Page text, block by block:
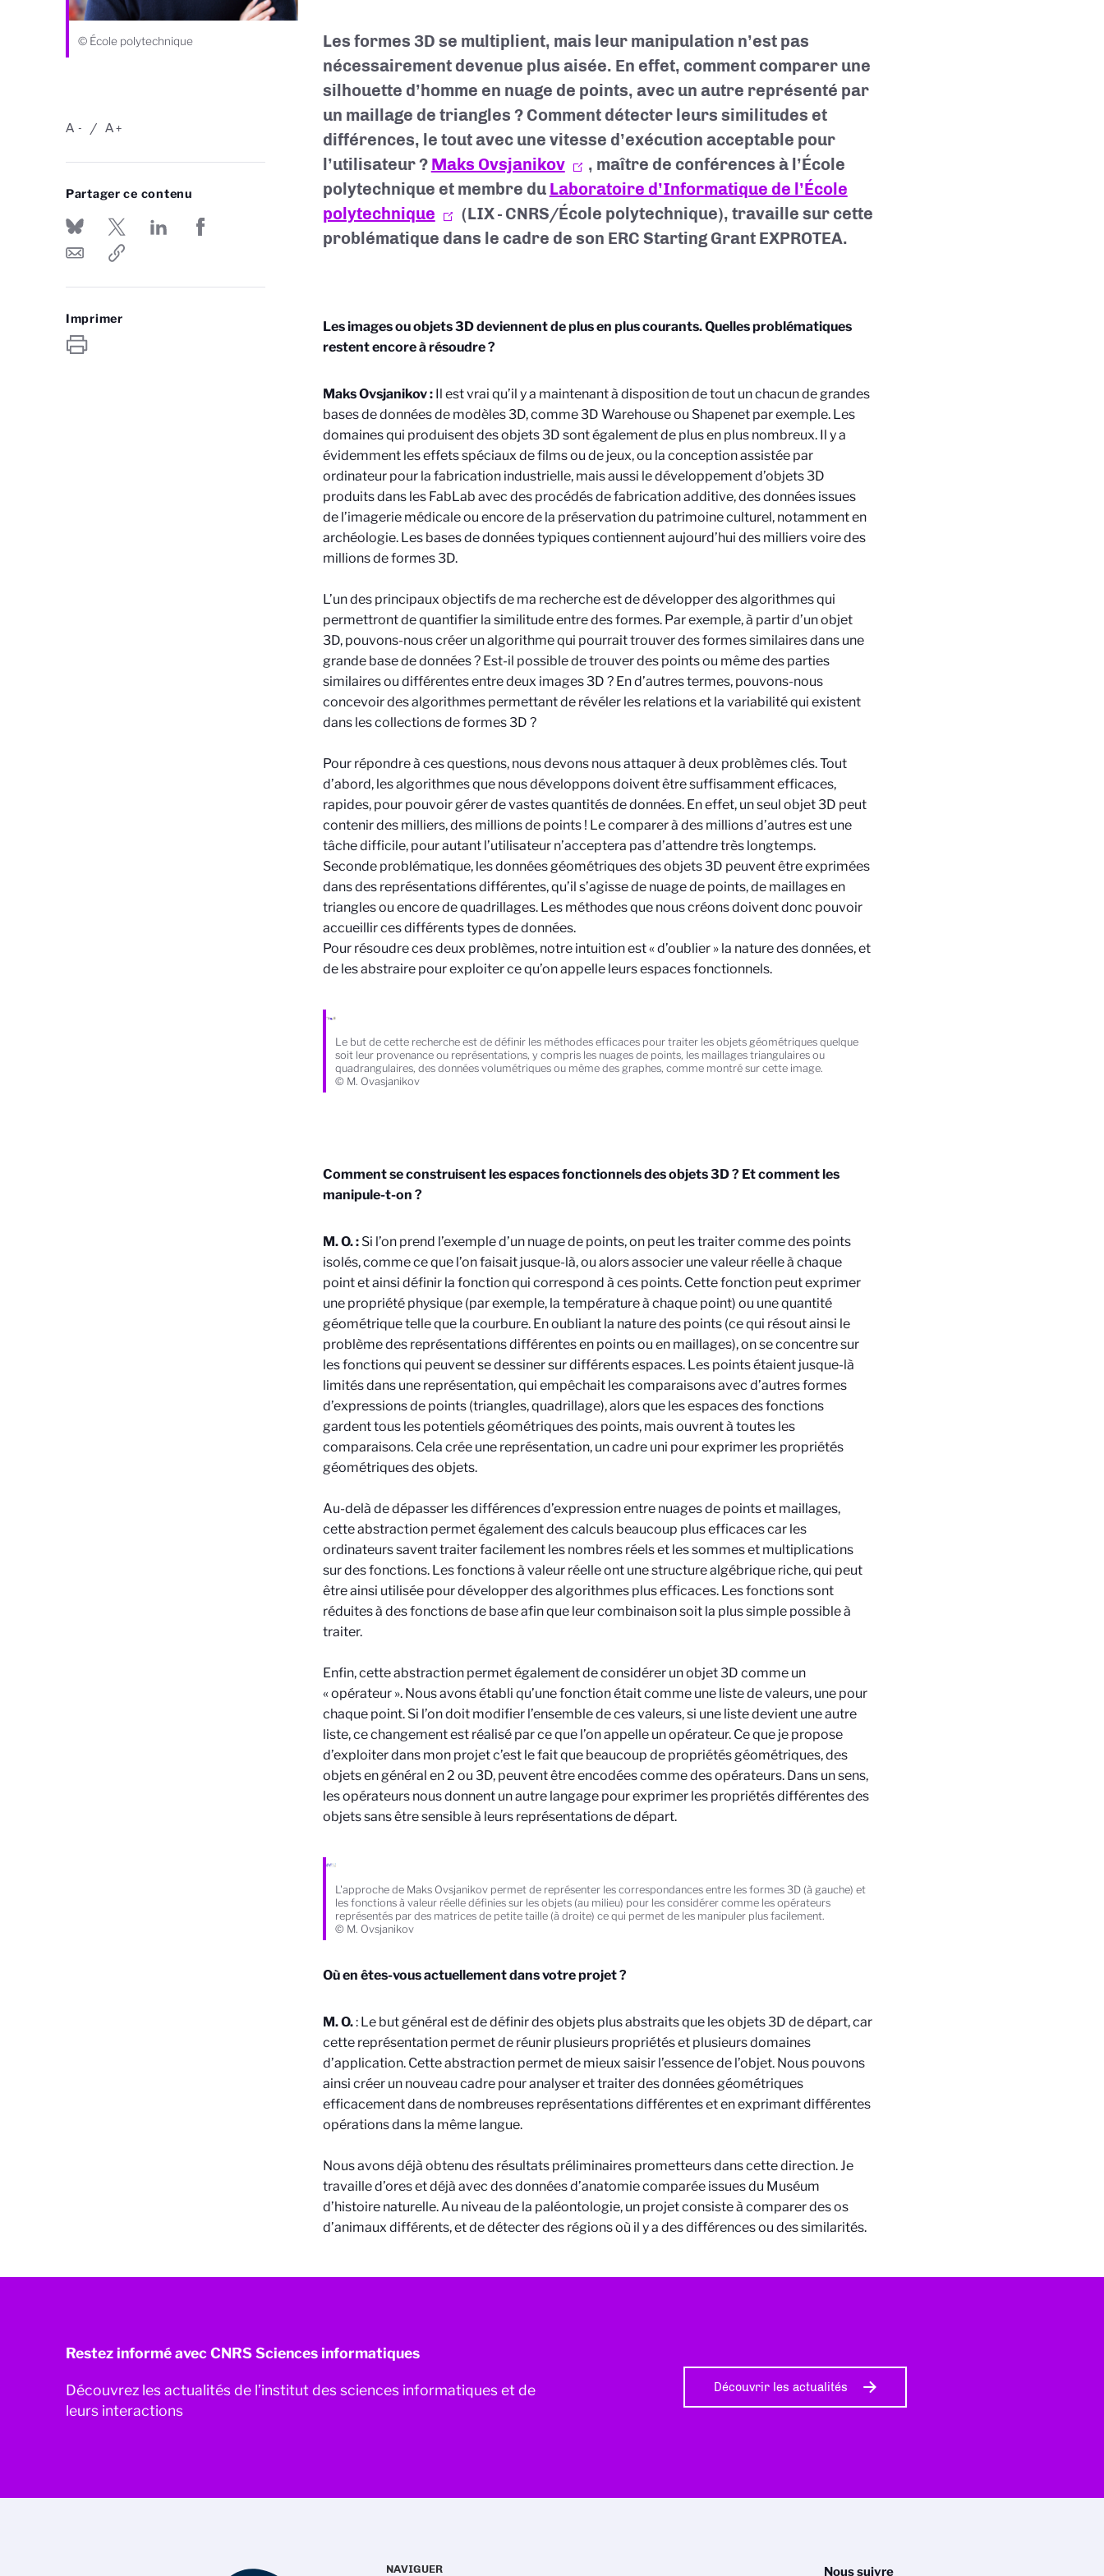
© École polytechnique
-
A +
A
Partager ce contenu
Imprimer
Les formes 3D se multiplient, mais leur manipulation n’est pas
nécessairement devenue plus aisée. En effet, comment comparer une
silhouette d’homme en nuage de points, avec un autre représenté par
un maillage de triangles ? Comment détecter leurs similitudes et
différences, le tout avec une vitesse d’exécution acceptable pour
l’utilisateur ? Maks Ovsjanikov
, maître de conférences à l’École
polytechnique et membre du Laboratoire d’Informatique de l’École
polytechnique
(LIX - CNRS/École polytechnique), travaille sur cette
problématique dans le cadre de son ERC Starting Grant EXPROTEA.
Les images ou objets 3D deviennent de plus en plus courants. Quelles problématiques
restent encore à résoudre ?
Maks Ovsjanikov :Il est vrai qu’il y a maintenant à disposition de tout un chacun de grandes
bases de données de modèles 3D, comme 3D Warehouse ou Shapenet par exemple. Les
domaines qui produisent des objets 3D sont également de plus en plus nombreux. Il y a
évidemment les effets spéciaux de films ou de jeux, ou la conception assistée par
ordinateur pour la fabrication industrielle, mais aussi le développement d’objets 3D
produits dans les FabLab avec des procédés de fabrication additive, des données issues
de l’imagerie médicale ou encore de la préservation du patrimoine culturel, notamment en
archéologie. Les bases de données typiques contiennent aujourd’hui des milliers voire des
millions de formes 3D.
L’un des principaux objectifs de ma recherche est de développer des algorithmes qui
permettront de quantifier la similitude entre des formes. Par exemple, à partir d’un objet
3D, pouvons-nous créer un algorithme qui pourrait trouver des formes similaires dans une
grande base de données ? Est-il possible de trouver des points ou même des parties
similaires ou différentes entre deux images 3D ? En d’autres termes, pouvons-nous
concevoir des algorithmes permettant de révéler les relations et la variabilité qui existent
dans les collections de formes 3D ?
Pour répondre à ces questions, nous devons nous attaquer à deux problèmes clés. Tout
d’abord, les algorithmes que nous développons doivent être suffisamment efficaces,
rapides, pour pouvoir gérer de vastes quantités de données. En effet, un seul objet 3D peut
contenir des milliers, des millions de points ! Le comparer à des millions d’autres est une
tâche difficile, pour autant l’utilisateur n’acceptera pas d’attendre très longtemps.
Seconde problématique, les données géométriques des objets 3D peuvent être exprimées
dans des représentations différentes, qu’il s’agisse de nuage de points, de maillages en
triangles ou encore de quadrillages. Les méthodes que nous créons doivent donc pouvoir
accueillir ces différents types de données.
Pour résoudre ces deux problèmes, notre intuition est « d’oublier » la nature des données, et
de les abstraire pour exploiter ce qu’on appelle leurs espaces fonctionnels.
Le but de cette recherche est de définir les méthodes efficaces pour traiter les objets géométriques quelque
soit leur provenance ou représentations, y compris les nuages de points, les maillages triangulaires ou
quadrangulaires, des données volumétriques ou même des graphes, comme montré sur cette image.
© M. Ovasjanikov
Comment se construisent les espaces fonctionnels des objets 3D ? Et comment les
manipule-t-on ?
M. O. :Si l’on prend l’exemple d’un nuage de points, on peut les traiter comme des points
isolés, comme ce que l’on faisait jusque-là, ou alors associer une valeur réelle à chaque
point et ainsi définir la fonction qui correspond à ces points. Cette fonction peut exprimer
une propriété physique (par exemple, la température à chaque point) ou une quantité
géométrique telle que la courbure. En oubliant la nature des points (ce qui résout ainsi le
problème des représentations différentes en points ou en maillages), on se concentre sur
les fonctions qui peuvent se dessiner sur différents espaces. Les points étaient jusque-là
limités dans une représentation, qui empêchait les comparaisons avec d’autres formes
d’expressions de points (triangles, quadrillage), alors que les espaces des fonctions
gardent tous les potentiels géométriques des points, mais ouvrent à toutes les
comparaisons. Cela crée une représentation, un cadre uni pour exprimer les propriétés
géométriques des objets.
Au-delà de dépasser les différences d’expression entre nuages de points et maillages,
cette abstraction permet également des calculs beaucoup plus efficaces car les
ordinateurs savent traiter facilement les nombres réels et les sommes et multiplications
sur des fonctions. Les fonctions à valeur réelle ont une structure algébrique riche, qui peut
être ainsi utilisée pour développer des algorithmes plus efficaces. Les fonctions sont
réduites à des fonctions de base afin que leur combinaison soit la plus simple possible à
traiter.
Enfin, cette abstraction permet également de considérer un objet 3D comme un
« opérateur ». Nous avons établi qu’une fonction était comme une liste de valeurs, une pour
chaque point. Si l’on doit modifier l’ensemble de ces valeurs, si une liste devient une autre
liste, ce changement est réalisé par ce que l’on appelle un opérateur. Ce que je propose
d’exploiter dans mon projet c’est le fait que beaucoup de propriétés géométriques, des
objets en général en 2 ou 3D, peuvent être encodées comme des opérateurs. Dans un sens,
les opérateurs nous donnent un autre langage pour exprimer les propriétés différentes des
objets sans être sensible à leurs représentations de départ.
L'approche de Maks Ovsjanikov permet de représenter les correspondances entre les formes 3D (à gauche) et
les fonctions à valeur réelle définies sur les objets (au milieu) pour les considérer comme les opérateurs
représentés par des matrices de petite taille (à droite) ce qui permet de les manipuler plus facilement.
© M. Ovsjanikov
Où en êtes-vous actuellement dans votre projet ?
M. O.: Le but général est de définir des objets plus abstraits que les objets 3D de départ, car
cette représentation permet de réunir plusieurs propriétés et plusieurs domaines
d’application. Cette abstraction permet de mieux saisir l’essence de l’objet. Nous pouvons
ainsi créer un nouveau cadre pour analyser et traiter des données géométriques
efficacement dans de nombreuses représentations différentes et en exprimant différentes
opérations dans la même langue.
Nous avons déjà obtenu des résultats préliminaires prometteurs dans cette direction. Je
travaille d’ores et déjà avec des données d’anatomie comparée issues du Muséum
d’histoire naturelle. Au niveau de la paléontologie, un projet consiste à comparer des os
d’animaux différents, et de détecter des régions où il y a des différences ou des similarités.
Restez informé avec CNRS Sciences informatiques
Découvrez les actualités de l’institut des sciences informatiques et de
leurs interactions
Découvrir les actualités
Nous suivre
NAVIGUER